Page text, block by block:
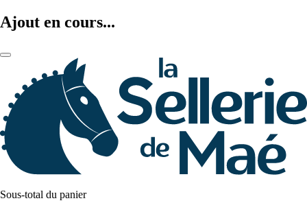
Ajout en cours...
Sous-total du panier